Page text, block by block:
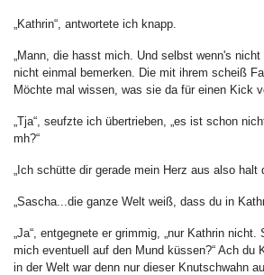
„Kathrin“, antwortete ich knapp.
„Mann, die hasst mich. Und selbst wenn's
nicht einmal bemerken. Die mit ihrem scheiß
Möchte mal wissen, was sie da für einen Kick
„Tja“, seufzte ich übertrieben, „es ist schon
mh?“
„Ich schütte dir gerade mein Herz aus also halt
„Sascha...die ganze Welt weiß, dass du in
„Ja“, entgegnete er grimmig, „nur Kathrin
mich eventuell auf den Mund küssen?“ Ach du
in der Welt war denn nur dieser Knutschwahn